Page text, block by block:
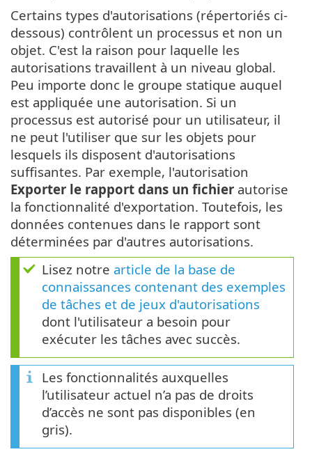
Certains types d'autorisations (répertoriés ci-
dessous) contrôlent un processus et non un
objet. C'est la raison pour laquelle les
autorisations travaillent à un niveau global.
Peu importe donc le groupe statique auquel
est appliquée une autorisation. Si un
processus est autorisé pour un utilisateur, il
ne peut l'utiliser que sur les objets pour
lesquels ils disposent d'autorisations
suffisantes. Par exemple, l'autorisation
Exporter le rapport dans un fichier autorise
la fonctionnalité d'exportation. Toutefois, les
données contenues dans le rapport sont
déterminées par d'autres autorisations.
Lisez notre article de la base de
connaissances contenant des exemples
de tâches et de jeux d'autorisations
dont l'utilisateur a besoin pour
exécuter les tâches avec succès.
Les fonctionnalités auxquelles
l’utilisateur actuel n’a pas de droits
d’accès ne sont pas disponibles (en
gris).